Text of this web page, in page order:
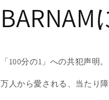
「100分の1」への共犯声明。
万人から愛される、当たり